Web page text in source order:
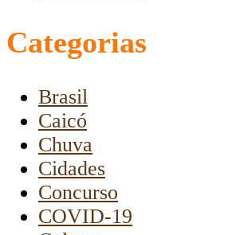
Categorias
Brasil
Caicó
Chuva
Cidades
Concurso
COVID-19